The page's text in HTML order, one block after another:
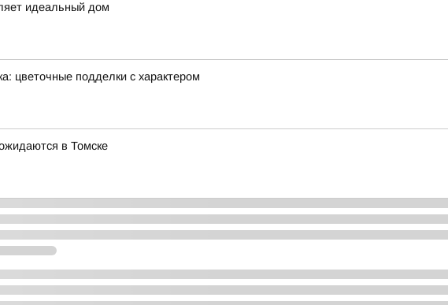
идеальный дом
цветочные подделки с характером
в Томске